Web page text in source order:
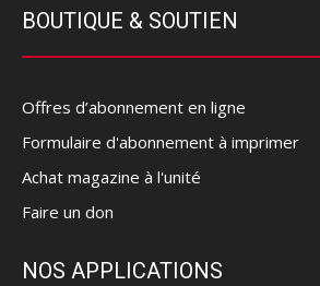
BOUTIQUE & SOUTIEN
Offres d’abonnement en ligne
Formulaire d'abonnement à imprimer
Achat magazine à l'unité
Faire un don
NOS APPLICATIONS